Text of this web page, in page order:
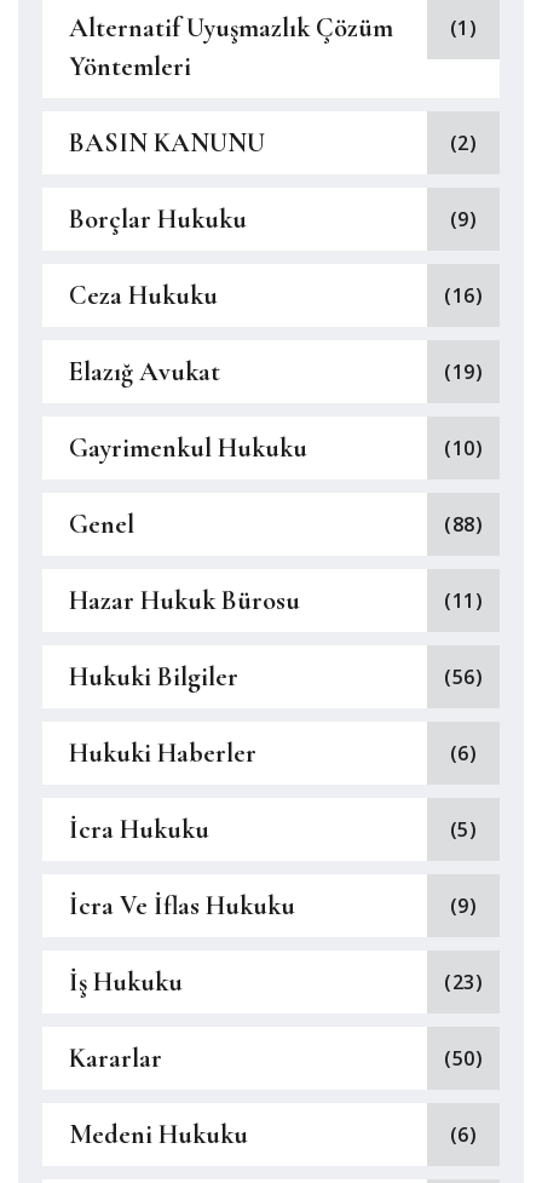
Alternatif Uyuşmazlık Çözüm
Yöntemleri
(1)
BASIN KANUNU (2)
Borçlar Hukuku (9)
Ceza Hukuku (16)
Elazığ Avukat (19)
Gayrimenkul Hukuku (10)
Genel (88)
Hazar Hukuk Bürosu (11)
Hukuki Bilgiler (56)
Hukuki Haberler (6)
İcra Hukuku (5)
İcra Ve İflas Hukuku (9)
İş Hukuku (23)
Kararlar (50)
Medeni Hukuku (6)